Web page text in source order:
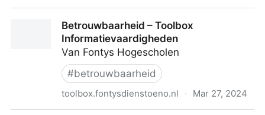
met de CRAAP test - Today's Teaching Tools
Betrouwbaarheid – Toolbox
Informatievaardigheden
Van Fontys Hogescholen
#betrouwbaarheid
toolbox.fontysdienstoeno.nl · Mar 27, 2024